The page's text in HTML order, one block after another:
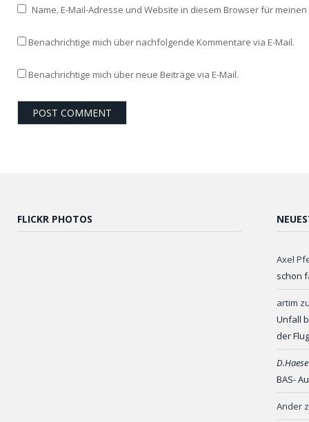
Name, E-Mail-Adresse und Website in diesem Browser für
Benachrichtige mich über nachfolgende Kommentare via E-Mail.
Benachrichtige mich über neue Beiträge via E-Mail.
FLICKR PHOTOS
Axel
schon
artim
Unfall
der
BAS-
Ander